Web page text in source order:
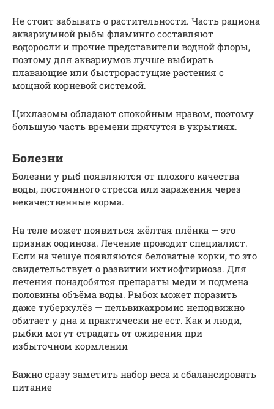
Не стоит забывать о растительности. Часть рациона
аквариумной рыбы фламинго составляют
водоросли и прочие представители водной флоры,
поэтому для аквариумов лучше выбирать
плавающие или быстрорастущие растения с
мощной корневой системой.
Цихлазомы обладают спокойным нравом, поэтому
большую часть времени прячутся в укрытиях.
Болезни
Болезни у рыб появляются от плохого качества
воды, постоянного стресса или заражения через
некачественные корма.
На теле может появиться жёлтая плёнка — это
признак оодиноза. Лечение проводит специалист.
Если на чешуе появляются беловатые корки, то это
свидетельствует о развитии ихтиофтириоза. Для
лечения понадобятся препараты меди и подмена
половины объёма воды. Рыбок может поразить
даже туберкулёз — пельвикахромис неподвижно
обитает у дна и практически не ест. Как и люди,
рыбки могут страдать от ожирения при
избыточном кормлении
Важно сразу заметить набор веса и сбалансировать
питание